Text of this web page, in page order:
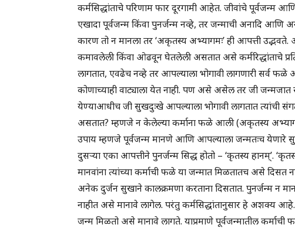
कर्मसिद्धांताचे परिणाम फार दूरगामी आहेत. जीवांचे पूर्वजन्म
एखादा पूर्वजन्म किंवा पुनर्जन्म नव्हे, तर जन्माची अनादि आणि
कारण तो न मानला तर ‘अकृतस्य अभ्यागमः’ ही आपत्ती
कमावलेली किंवा ओढवून घेतलेली असतात असे कर्मरिद्धांताचे
लागतात, एवढेच नव्हे तर आपल्याला भोगावी लागणारी सर्व
कोणाच्याही वाट्याला येत नाही. पण असे असेल तर जी
येण्याआधीच जी सुखदुःखे आपल्याला भोगावी लागतात त्यांची
असतात? म्हणजे न केलेल्या कर्माना फळे आली (अकृतस्य
उपाय म्हणजे पूर्वजन्म मानणे आणि आपल्याला जन्मतःच येणारे
दुसर्‍या एका आपत्तीने पुनर्जन्म सिद्ध होतो – ‘कृतस्य हानम्’.
मानवांना त्यांच्या कर्माची फळे या जन्मात मिळतातच असे
अनेक दुर्जन सुखाने कालक्रमणा करताना दिसतात. पुनर्जन्म न
नाहीत असे मानावे लागेल. परंतु कर्मसिद्धांतानुसार हे अशक्य
जन्म मिळतो असे मानावे लागते. याप्रमाणे पूर्वजन्मातील